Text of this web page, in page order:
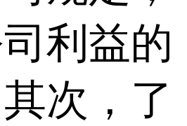
利益的
次，了